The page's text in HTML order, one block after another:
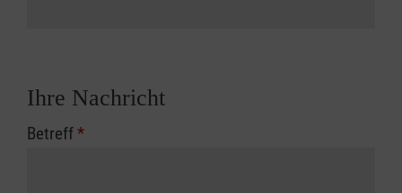
Ihre Nachricht
Betreff*